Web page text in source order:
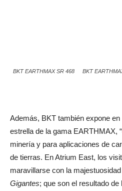
BKT EARTHMAX SR 468 BKT
Además, BKT también expone
estrella de la gama EARTHMAX,
minería y para aplicaciones de
de tierras. En Atrium East, los
maravillarse con la
Gigantes; que son el resultado